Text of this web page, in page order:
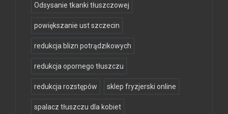
Odsysanie tkanki tłuszczowej
powiększanie ust szczecin
redukcja blizn potrądzikowych
redukcja opornego tłuszczu
redukcja rozstępów sklep fryzjerski online
spalacz tłuszczu dla kobiet